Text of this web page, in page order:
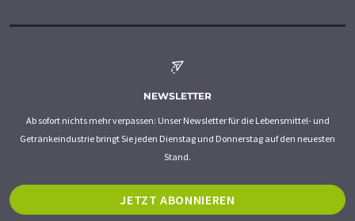
NEWSLETTER
Ab sofort nichts mehr verpassen: Unser Newsletter für die Lebensmittel- und
Getränkeindustrie bringt Sie jeden Dienstag und Donnerstag auf den neuesten
Stand.
JETZT ABONNIEREN